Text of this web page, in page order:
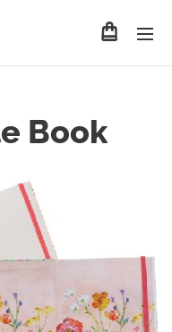
Book